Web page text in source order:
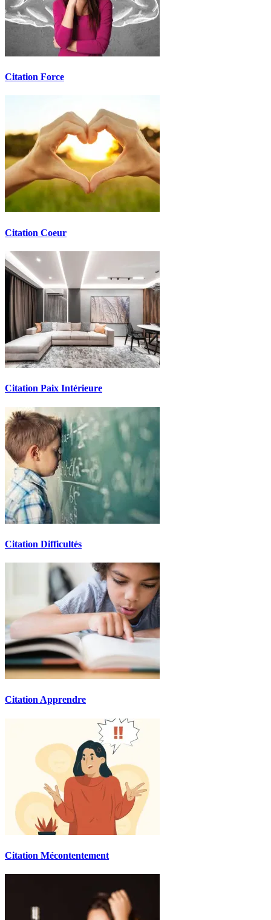
Citation Force
Citation Coeur
Citation Paix Intérieure
Citation Difficultés
Citation Apprendre
Citation Mécontentement